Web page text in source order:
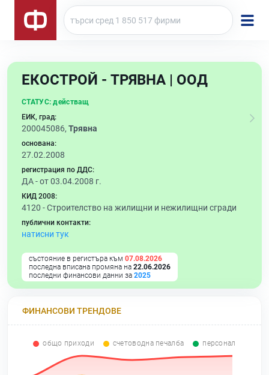
ЕКОСТРОЙ - ТРЯВНА | ООД
СТАТУС: действащ
ЕИК, град:
200045086, Трявна
основана:
27.02.2008
регистрация по ДДС:
ДА - от 03.04.2008 г.
КИД 2008:
4120 -Строителство на жилищни и нежилищни сгради
публични контакти:
натисни тук
състояние в регистъра към 07.08.2026
последна вписана промяна на 22.06.2026
последни финансови данни за 2025
ФИНАНСОВИ ТРЕНДОВЕ
общо приходи счетоводна печалба персонал